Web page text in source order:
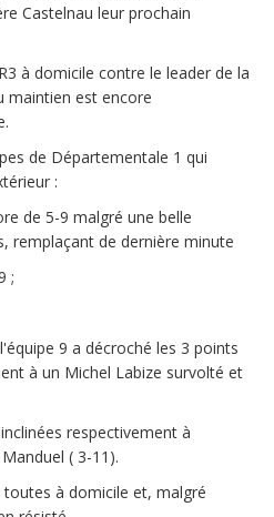
Castelnau leur prochain
à domicile contre le leader de la
maintien est encore
de Départementale 1 qui
:
de 5-9 malgré une belle
remplaçant de dernière minute
;
9 a décroché les 3 points
à un Michel Labize survolté et
respectivement à
( 3-11).
à domicile et, malgré